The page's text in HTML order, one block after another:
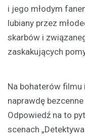
i jego młodym
lubiany przez
skarbów i
zaskakujących
Na bohaterów
naprawdę
Odpowiedź na to
scenach